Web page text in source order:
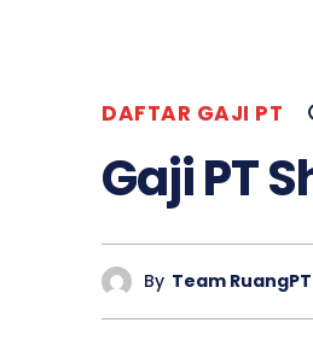
DAFTAR GAJI PT
Gaji PT
By Team RuangPT